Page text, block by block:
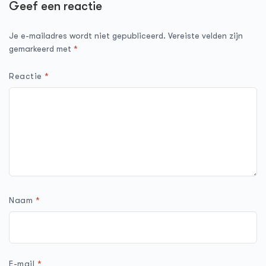
Geef een reactie
Je e-mailadres wordt niet gepubliceerd. Vereiste velden zijn
gemarkeerd met *
Reactie*
Naam *
E-mail *